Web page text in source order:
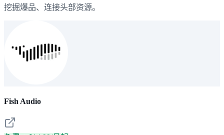
挖掘爆品、连接头部资源。
Fish Audio